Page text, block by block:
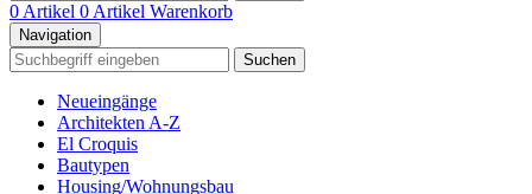
0 Artikel 0 Artikel Warenkorb
Navigation
Suchen
Neueingänge
Architekten A-Z
El Croquis
Bautypen
Housing/Wohnungsbau